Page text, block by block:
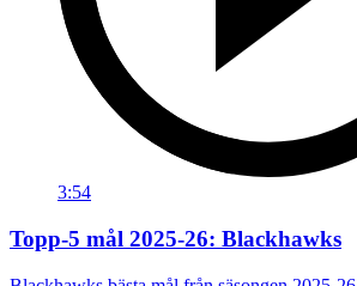
3:54
Topp-5 mål 2025-26: Blackhawks